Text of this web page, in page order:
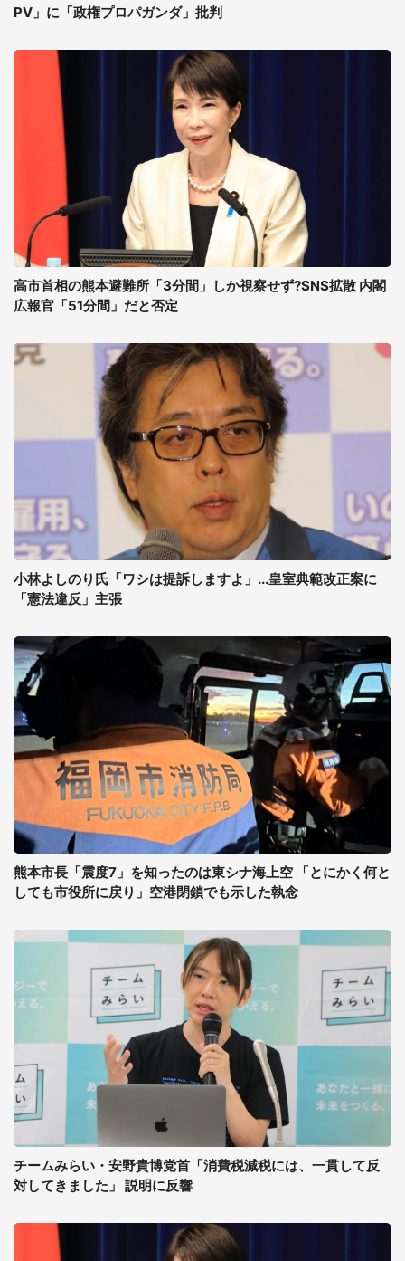
PV」に「政権プロパガンダ」批判
高市首相の熊本避難所「3分間」しか視察せず?SNS拡散 内閣
広報官「51分間」だと否定
小林よしのり氏「ワシは提訴しますよ」...皇室典範改正案に
「憲法違反」主張
熊本市長「震度7」を知ったのは東シナ海上空 「とにかく何と
しても市役所に戻り」空港閉鎖でも示した執念
チームみらい・安野貴博党首「消費税減税には、一貫して反
対してきました」 説明に反響